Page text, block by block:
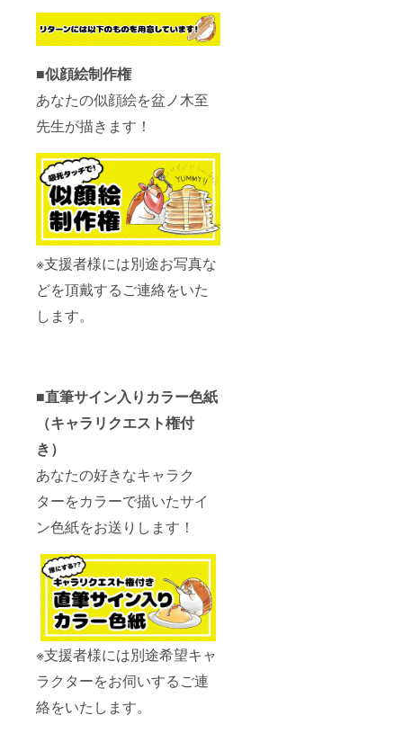
■似顔絵制作権
あなたの似顔絵を盆ノ木至
先生が描きます！
※支援者様には別途お写真な
どを頂戴するご連絡をいた
します。
■直筆サイン入りカラー色紙
（キャラリクエスト権付
き）
あなたの好きなキャラク
ターをカラーで描いたサイ
ン色紙をお送りします！
※支援者様には別途希望キャ
ラクターをお伺いするご連
絡をいたします。